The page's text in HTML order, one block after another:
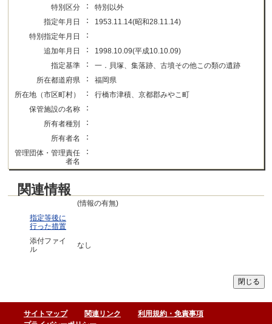
特別区分
：
特別以外
指定年月日
：
1953.11.14(昭和28.11.14)
特別指定年月日
：
追加年月日 ：
1998.10.09(平成10.10.09)
指定基準
：
一．貝塚、集落跡、古墳その他この類の遺跡
所在都道府県
：
福岡県
所在地（市区町村）
：
行橋市津積、京都郡みやこ町
保管施設の名称
：
所有者種別 ：
所有者名 ：
管理団体・管理責任
者名
：
関連情報
(情報の有無)
指定等後に
行った措置
添付ファイ
ル
なし
サイトマップ 関連リンク
利用規約・免責事項